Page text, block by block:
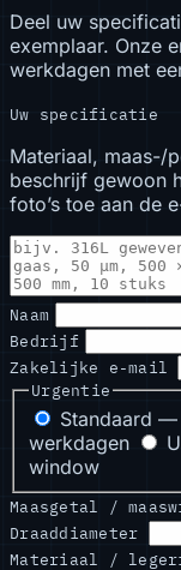
Deel uw
exemplaar. Onze
werkdagen met
Uw specificatie
Materiaal, maas-/
beschrijf gewoon
foto’s toe aan de
Naam
Bedrijf
Zakelijke e-mail
Urgentie
Standaard
werkdagen
window
Maasgetal /
Draaddiameter
Materiaal /